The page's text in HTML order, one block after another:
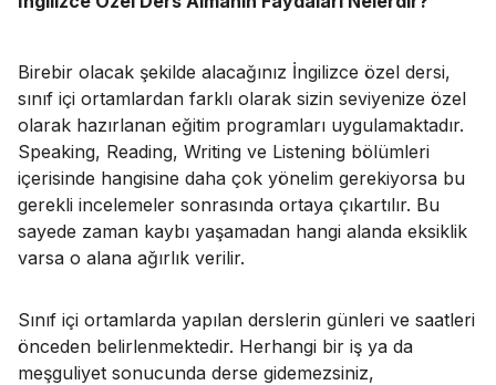
Birebir olacak şekilde alacağınız İngilizce özel dersi,
sınıf içi ortamlardan farklı olarak sizin seviyenize özel
olarak hazırlanan eğitim programları uygulamaktadır.
Speaking, Reading, Writing ve Listening bölümleri
içerisinde hangisine daha çok yönelim gerekiyorsa bu
gerekli incelemeler sonrasında ortaya çıkartılır. Bu
sayede zaman kaybı yaşamadan hangi alanda eksiklik
varsa o alana ağırlık verilir.
Sınıf içi ortamlarda yapılan derslerin günleri ve saatleri
önceden belirlenmektedir. Herhangi bir iş ya da
meşguliyet sonucunda derse gidemezsiniz,